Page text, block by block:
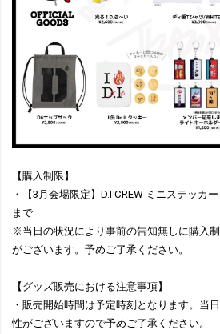
【購入制限】
・【3月会場限定】D.I CREW ミニステッカ
まで
※当日の状況により事前の告知無しに購入
がございます。予めご了承ください。
【グッズ販売における注意事項】
・販売開始時間は予定時刻となります。当
性がございますので予めご了承ください。